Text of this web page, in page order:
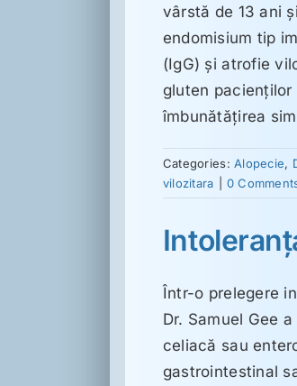
vârstă de 13 ani
endomisium tip
(IgG) şi atrofie
gluten
îmbunătăţirea
Categories:Alopecie,
vilozitara
0
Într-o prelegere
Dr. Samuel Gee
celiacă sau
gastrointestinal